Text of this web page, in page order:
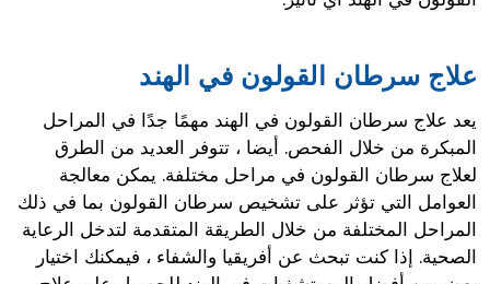
علاج سرطان القولون في الهند
يعد علاج سرطان القولون في الهند مهمًا جدًا في المراحل
المبكرة من خلال الفحص. أيضا ، تتوفر العديد من الطرق
لعلاج سرطان القولون في مراحل مختلفة. يمكن معالجة
العوامل التي تؤثر على تشخيص سرطان القولون بما في ذلك
المراحل المختلفة من خلال الطريقة المتقدمة لتدخل الرعاية
الصحية. إذا كنت تبحث عن أفريقيا والشفاء ، فيمكنك اختيار